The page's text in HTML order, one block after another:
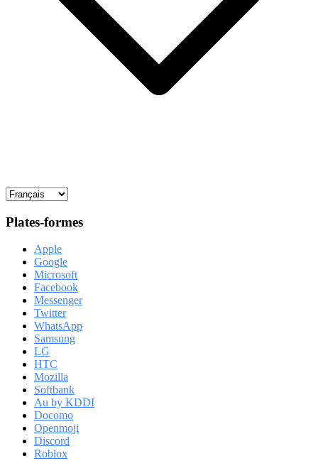
Plates-formes
Apple
Google
Microsoft
Facebook
Messenger
Twitter
WhatsApp
Samsung
LG
HTC
Mozilla
Softbank
Au by KDDI
Docomo
Openmoji
Discord
Roblox